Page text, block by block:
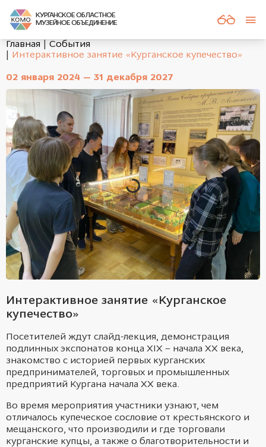
КУРГАНСКОЕ ОБЛАСТНОЕ
МУЗЕЙНОЕ ОБЪЕДИНЕНИЕ
Главная
События
Интерактивное занятие «Курганское купечество»
Интерактивное занятие «Курганское
купечество»
Посетителей ждут слайд-лекция, демонстрация
подлинных экспонатов конца XIX – начала ХХ века,
знакомство с историей первых курганских
предпринимателей, торговых и промышленных
предприятий Кургана начала ХХ века.
Во время мероприятия участники узнают, чем
отличалось купеческое сословие от крестьянского и
мещанского, что производили и где торговали
курганские купцы, а также о благотворительности и
02 января 2024 — 31 декабря 2027